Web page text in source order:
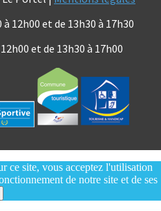
12h00 et de 13h30 à 17h30
et de 13h30 à 17h00
ce site, vous acceptez l'utilisation
de notre site et de ses